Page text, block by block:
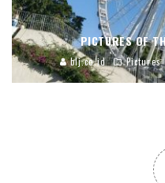
PICTURES OF
blj.co.id Pictures